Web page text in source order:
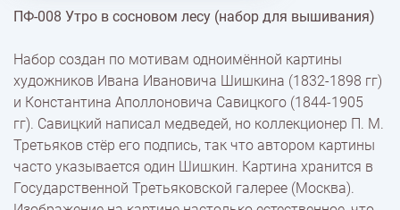
% Скидки
Доставка
Оплата
ПФ-008 Утро в сосновом лесу (набор для вышивания)
Набор создан по мотивам одноимённой картины
художников Ивана Ивановича Шишкина (1832-1898 гг)
и Константина Аполлоновича Савицкого (1844-1905
гг). Савицкий написал медведей, но коллекционер П. М.
Третьяков стёр его подпись, так что автором картины
часто указывается один Шишкин. Картина хранится в
Государственной Третьяковской галерее (Москва).